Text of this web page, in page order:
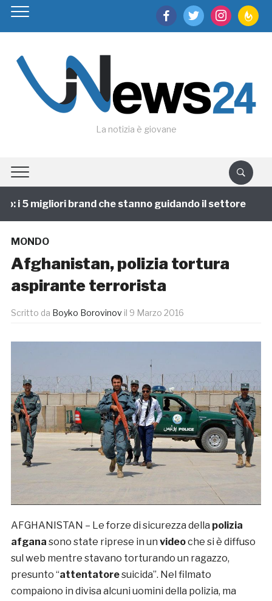
facebooktwitter instagram
La notizia è giovane
5 migliori brand che stanno guidando il settore
MONDO
Afghanistan, polizia tortura
aspirante terrorista
Scritto da Boyko Borovinov il 9 Marzo 2016
AFGHANISTAN – Le forze di sicurezza della polizia
afgana sono state riprese in un videoche si è diffuso
sul web mentre stavano torturando un ragazzo,
presunto “attentatoresuicida”. Nel filmato
compaiono in divisa alcuni uomini della polizia, ma